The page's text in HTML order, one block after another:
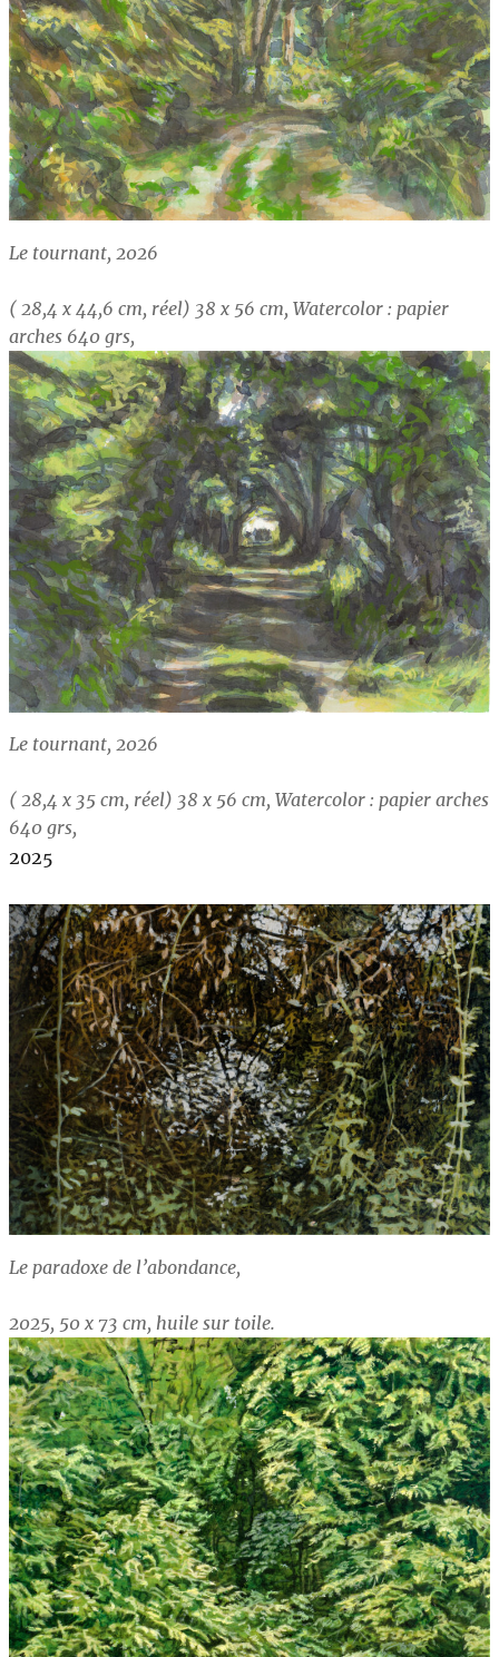
Le tournant, 2026
( 28,4 x 44,6 cm, réel) 38 x 56 cm, Watercolor : papier
arches 640 grs,
Le tournant, 2026
( 28,4 x 35 cm, réel) 38 x 56 cm, Watercolor : papier arches
640 grs,
2025
Le paradoxe de l’abondance,
2025, 50 x 73 cm, huile sur toile.